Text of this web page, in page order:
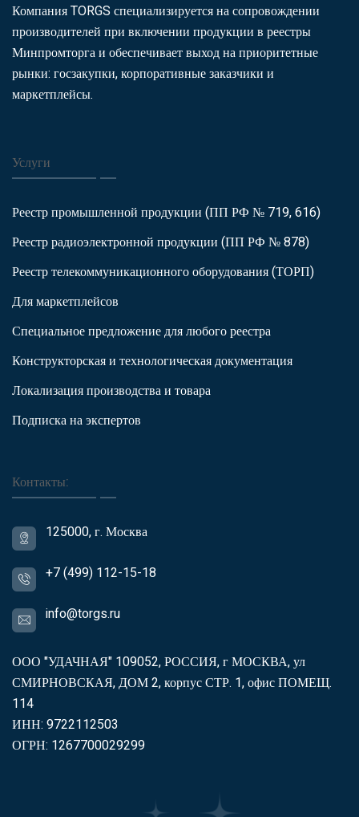
Компания TORGS специализируется на сопровождении
производителей при включении продукции в реестры
Минпромторга и обеспечивает выход на приоритетные
рынки: госзакупки, корпоративные заказчики и
маркетплейсы.
Услуги
Реестр промышленной продукции (ПП РФ № 719, 616)
Реестр радиоэлектронной продукции (ПП РФ № 878)
Реестр телекоммуникационного оборудования (ТОРП)
Для маркетплейсов
Специальное предложение для любого реестра
Конструкторская и технологическая документация
Локализация производства и товара
Подписка на экспертов
Контакты:
125000, г. Москва
+7 (499) 112-15-18
info@torgs.ru
ООО "УДАЧНАЯ" 109052, РОССИЯ, г МОСКВА, ул
СМИРНОВСКАЯ, ДОМ 2, корпус СТР. 1, офис ПОМЕЩ.
114
ИНН: 9722112503
ОГРН: 1267700029299